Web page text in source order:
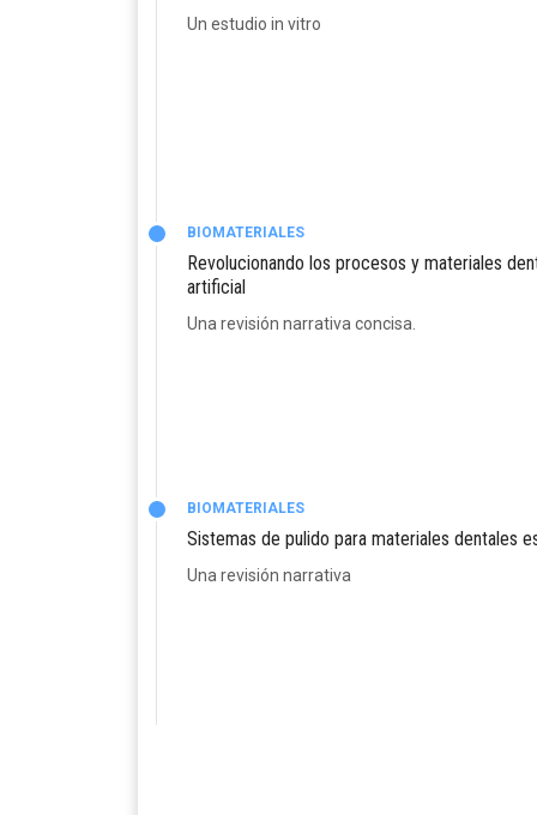
Un estudio in vitro
BIOMATERIALES
Revolucionando los procesos y materiales
artificial
Una revisión narrativa concisa.
BIOMATERIALES
Sistemas de pulido para materiales dentales
Una revisión narrativa